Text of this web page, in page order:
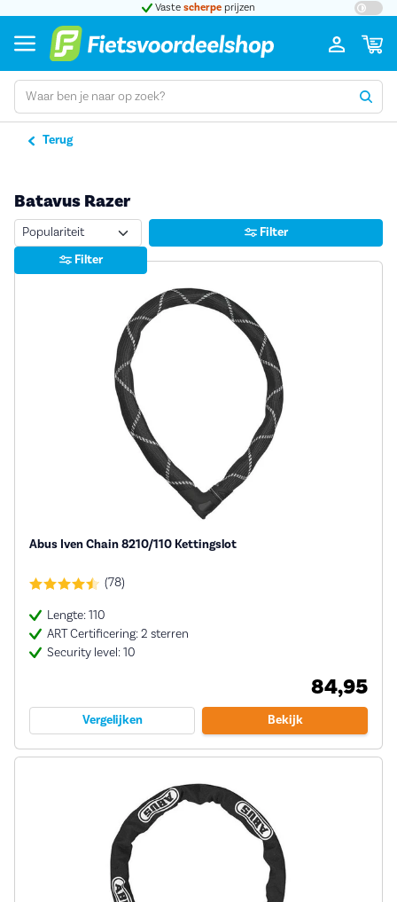
Grootste assortimenta-merk fietsen Bij
Terug
Batavus Razer
Sorteren
Filter
Filter
Abus Iven Chain 8210/110 Kettingslot
(78)
Lengte: 110
ART Certificering: 2 sterren
Security level: 10
84,95
Vergelijken Bekijk